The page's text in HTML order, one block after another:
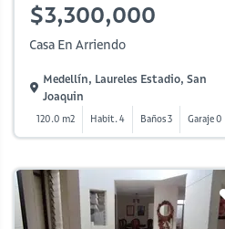
$3,300,000
Casa En Arriendo
Medellín, Laureles Estadio, San
Joaquin
120.0 m2 Habit. 4 Baños 3 Garaje 0